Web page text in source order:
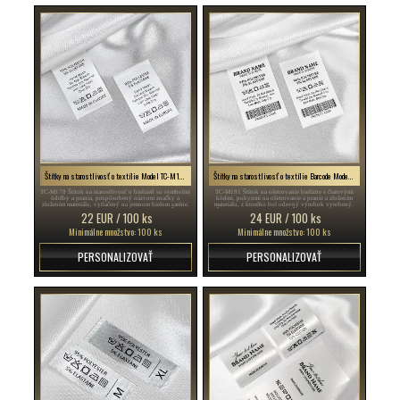
Štítky na starostlivosť o textílie Model TC-M178
TC-M178 Štítok na starostlivosť o bielizeň so symbolmi
údržby a prania, prispôsobený názvom značky a
zložením materiálu, vytlačený na jemnom bielom saténe.
produktov Slovaška , Personalizované látkové štítky
Slovaška , Potlačené látkové štítky Slovaška ...
22 EUR / 100 ks
Minimálne množstvo: 100 ks
PERSONALIZOVAŤ
Štítky na starostlivosť o textílie Barcode Model TC-M191
TC-M191 Štítok na ošetrovanie bielizne s čiarovými
kódmi, pokynmi na ošetrovanie a pranie a zložením
materiálu, z ktorého bol odevný výrobok vyrobený.
značka Slovaška , Saténové štítky na oblečenie
Slovaška , Štítky na starostlivosť o textílie Slovaška ...
24 EUR / 100 ks
Minimálne množstvo: 100 ks
PERSONALIZOVAŤ